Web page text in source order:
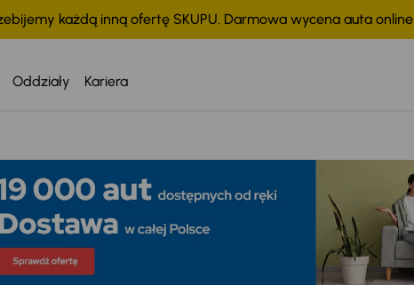
każdą inną ofertę SKUPU. Darmowa wycena auta online
Oddziały Kariera